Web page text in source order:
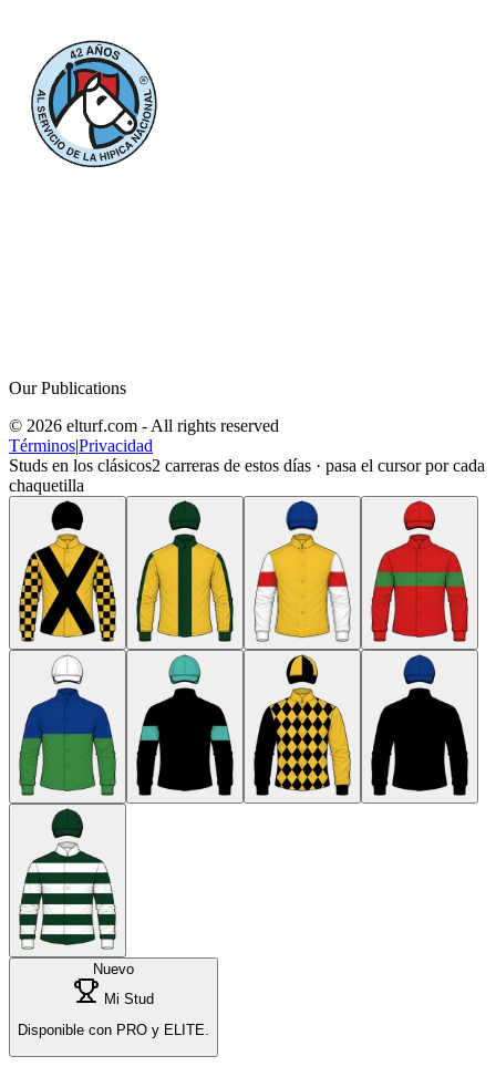
Our Publications
© 2026 elturf.com - All rights reserved
Términos|Privacidad
Studs en los clásicos2 carreras de estos días · pasa el cursor por cada
chaquetilla
Nuevo
Mi Stud
Disponible con PRO y ELITE.